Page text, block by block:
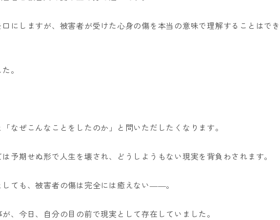
にしますが、被害者が受けた心身の傷を本当の意味で理解することはでき
。
なぜこんなことをしたのか」と問いただしたくなります。
予期せぬ形で人生を壊され、どうしようもない現実を背負わされます。
ても、被害者の傷は完全には癒えない――。
、今日、自分の目の前で現実として存在していました。